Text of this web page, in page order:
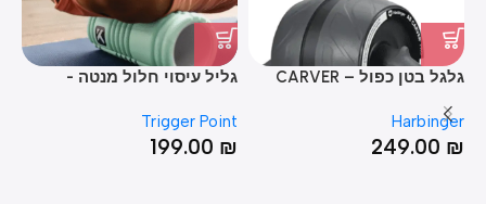
גלגל בטן כפול – CARVER
Harbinger
249.00 ₪
גליל עיסוי חלול מנטה -
Trigger Point
199.00 ₪